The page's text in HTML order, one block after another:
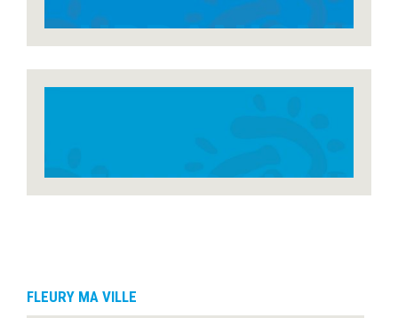
URBANISME
FLEURY MA VILLE